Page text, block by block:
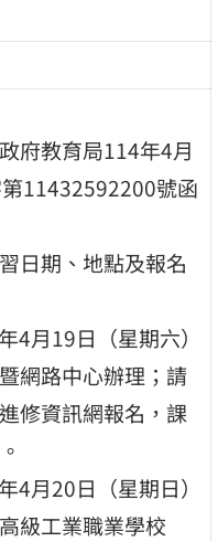
府教育局114年4月
11432592200號函
日期、地點及報名
4月19日（星期六）
網路中心辦理；請
修資訊網報名，課
4月20日（星期日）
級工業職業學校